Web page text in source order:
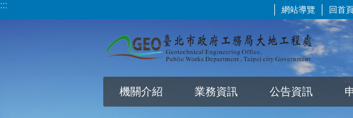
跳到主要內容區塊
::: 網站導覽 回首
機關介紹 業務資訊 公告資訊